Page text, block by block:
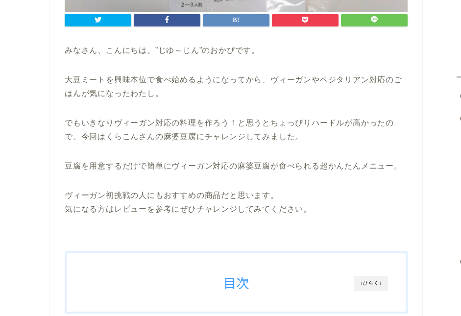
みなさん、こんにちは。”じゆ～じん”のおかぴです。
大豆ミートを興味本位で食べ始めるようになってから、ヴィーガンやベジタリアン対応のご
はんが気になったわたし。
でもいきなりヴィーガン対応の料理を作ろう！と思うとちょっぴりハードルが高かったの
で、今回はくらこんさんの麻婆豆腐にチャレンジしてみました。
豆腐を用意するだけで簡単にヴィーガン対応の麻婆豆腐が食べられる超かんたんメニュー。
ヴィーガン初挑戦の人にもおすすめの商品だと思います。
気になる方はレビューを参考にぜひチャレンジしてみてください。
↓ひらく↓
目次